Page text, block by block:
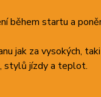
během startu a
jak za vysokých,
stylů jízdy a teplot.